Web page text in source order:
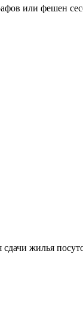
или фешен
жилья